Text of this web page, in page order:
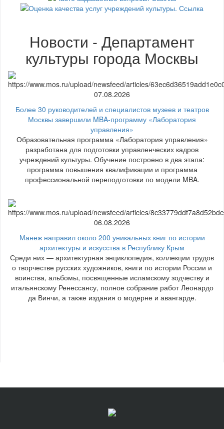
Новости - Департамент
культуры города Москвы
07.08.2026
Более 30 руководителей и специалистов музеев и театров
Москвы завершили MBA-программу «Лаборатория
управления»
Образовательная программа «Лаборатория управления»
разработана для подготовки управленческих кадров
учреждений культуры. Обучение построено в два этапа:
программа повышения квалификации и программа
профессиональной переподготовки по модели MBA.
06.08.2026
Манеж направил около 200 уникальных книг по истории
архитектуры и искусства в Республику Крым
Среди них — архитектурная энциклопедия, коллекции трудов
о творчестве русских художников, книги по истории России и
воинства, альбомы, посвященные исламскому зодчеству и
итальянскому Ренессансу, полное собрание работ Леонардо
да Винчи, а также издания о модерне и авангарде.